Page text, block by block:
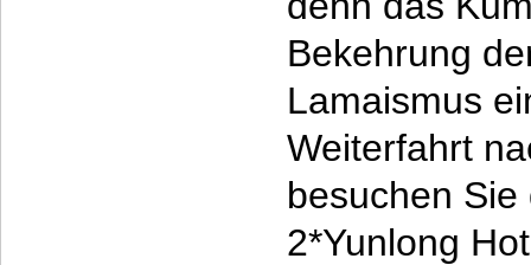
Bekehrung
Lamaismus
Weiterfahrt
besuchen
2*Yunlong